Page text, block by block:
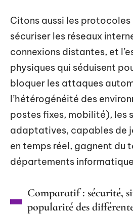
Citons aussi les
sécuriser les réseaux
connexions distantes, et
physiques qui séduisent
bloquer les attaques
l’hétérogénéité des
postes fixes, mobilité), les
adaptatives, capables de
en temps réel, gagnent du
départements
Comparatif : sécurité,
popularité des